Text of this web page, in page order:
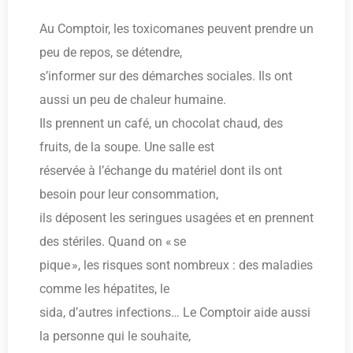
Au Comptoir, les toxicomanes peuvent prendre un
peu de repos, se détendre,
s’informer sur des démarches sociales. Ils ont
aussi un peu de chaleur humaine.
Ils prennent un café, un chocolat chaud, des
fruits, de la soupe. Une salle est
réservée à l’échange du matériel dont ils ont
besoin pour leur consommation,
ils déposent les seringues usagées et en prennent
des stériles. Quand on « se
pique », les risques sont nombreux : des maladies
comme les hépatites, le
sida, d’autres infections… Le Comptoir aide aussi
la personne qui le souhaite,